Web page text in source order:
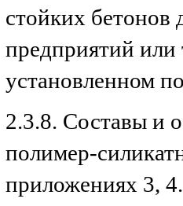
стойких бетонов
предприятий или
установленном
2.3.8. Составы и
полимер-
приложениях 3, 4.